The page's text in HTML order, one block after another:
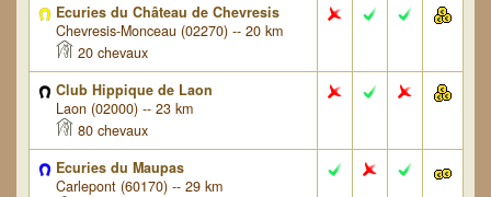
Ecuries du Château de Chevresis
Chevresis-Monceau (02270) -- 20 km
20 chevaux
Club Hippique de Laon
Laon (02000) -- 23 km
80 chevaux
Ecuries du Maupas
Carlepont (60170) -- 29 km